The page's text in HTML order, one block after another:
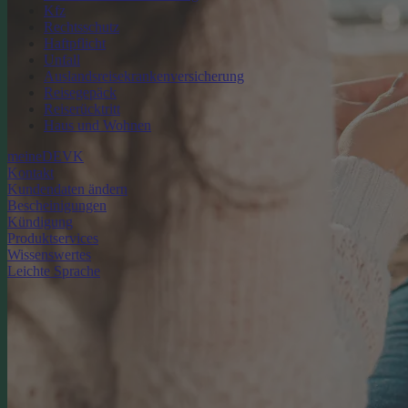
Kfz
Rechtsschutz
Haftpflicht
Unfall
Auslandsreisekrankenversicherung
Reisegepäck
Reiserücktritt
Haus und Wohnen
meineDEVK
Kontakt
Kundendaten ändern
Bescheinigungen
Kündigung
Produktservices
Wissenswertes
Leichte Sprache